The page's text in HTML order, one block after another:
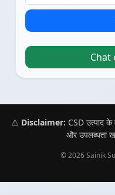
Chat
⚠️ Disclaimer: CSD उत्पाद
और उपलब्धता
© 2026 Sainik